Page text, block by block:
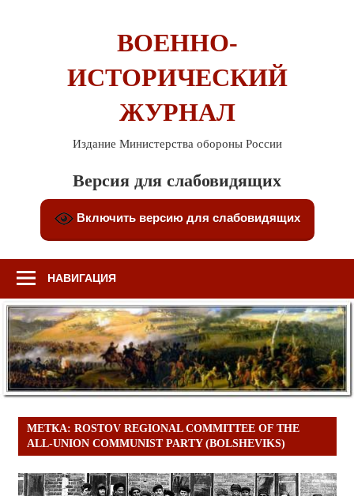
ВОЕННО-
ИСТОРИЧЕСКИЙ
ЖУРНАЛ
Издание Министерства обороны России
Версия для слабовидящих
Включить версию для слабовидящих
НАВИГАЦИЯ
МЕТКА: ROSTOV REGIONAL COMMITTEE OF THE
ALL-UNION COMMUNIST PARTY (BOLSHEVIKS)